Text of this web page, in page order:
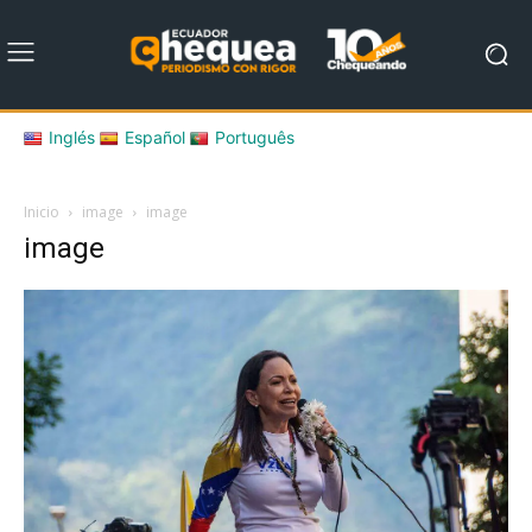
Inglés Español Português
Inicio image image
image